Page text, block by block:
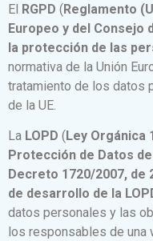
El RGPD (Reglamento
Europeo y del Consejo
la protección de las
normativa de la Unión
tratamiento de los datos
de la UE.
La LOPD ( Ley Orgánica
Protección de Datos
Decreto 1720/2007, de
de desarrollo de la
datos personales y las
los responsables de una